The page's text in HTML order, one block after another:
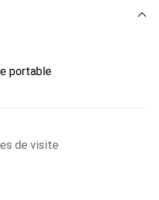
clientèle exigeante.
portable
de visite